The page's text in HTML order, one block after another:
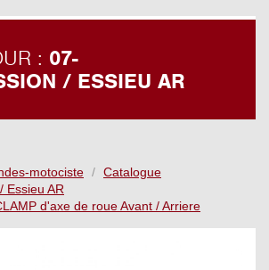
: 07-
/ ESSIEU AR
motociste
Catalogue
Essieu AR
d'axe de roue Avant / Arriere